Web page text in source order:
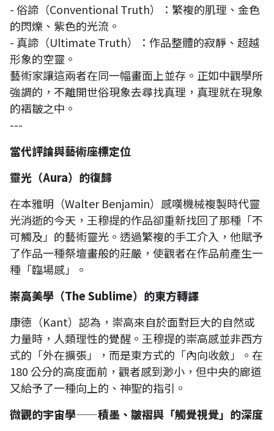
- 俗諦（Conventional Truth）：繁複的肌理、金色
的閃爍、紫色的光流。
- 真諦（Ultimate Truth）：作品整體的寂靜、超越
形象的空靈。
藝術家讓這兩者在同一幅畫面上並存。正如中觀學所
強調的，不離開世俗現象去尋找真理，真理就在現象
的褶皺之中。
---
當代評論與藝術座標定位
靈光（Aura）的復歸
在本雅明（Walter Benjamin）感嘆機械複製時代靈
光消逝的今天，王穆提的作品卻重新找回了那種「不
可觸及」的藝術靈光。透過繁複的手工介入，他賦予
了作品一種祭壇畫般的莊嚴，使觀者在作品前產生一
種「臨場感」。
崇高美學（The Sublime）的東方轉譯
康德（Kant）認為，崇高來自於面對巨大的自然或
力量時，人類理性的覺醒。王穆提的崇高感並非西方
式的「外在擴張」，而是東方式的「內向收斂」。在
180 公分的高度面前，觀者感到渺小，但中央的廊道
又給予了一種向上的、神聖的指引。
微觀的宇宙學——積墨、皺褶與「觸覺視覺」的深度